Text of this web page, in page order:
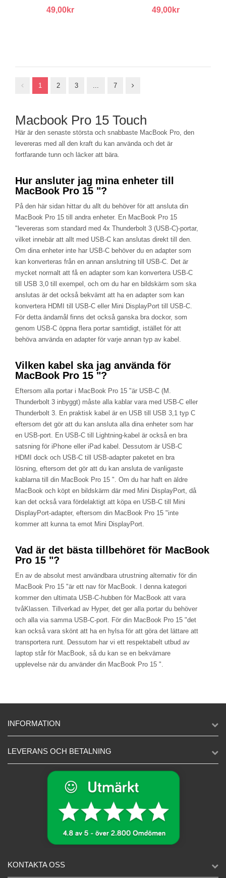
49,00kr
49,00kr
1 2 3 7
Macbook Pro 15 Touch
Här är den senaste största och snabbaste MacBook Pro, den
levereras med all den kraft du kan använda och det är
fortfarande tunn och läcker att bära.
Hur ansluter jag mina enheter till
MacBook Pro 15 "?
På den här sidan hittar du allt du behöver för att ansluta din
MacBook Pro 15 till andra enheter. En MacBook Pro 15
"levereras som standard med 4x Thunderbolt 3 (USB-C)-portar,
vilket innebär att allt med USB-C kan anslutas direkt till den.
Om dina enheter inte har USB-C behöver du en adapter som
kan konverteras från en annan anslutning till USB-C. Det är
mycket normalt att få en adapter som kan konvertera USB-C
till USB 3,0 till exempel, och om du har en bildskärm som ska
anslutas är det också bekvämt att ha en adapter som kan
konvertera HDMI till USB-C eller Mini DisplayPort till USB-C.
För detta ändamål finns det också ganska bra dockor, som
genom USB-C öppna flera portar samtidigt, istället för att
behöva använda en adapter för varje annan typ av kabel.
Vilken kabel ska jag använda för
MacBook Pro 15 "?
Eftersom alla portar i MacBook Pro 15 "är USB-C (M.
Thunderbolt 3 inbyggt) måste alla kablar vara med USB-C eller
Thunderbolt 3. En praktisk kabel är en USB till USB 3,1 typ C
eftersom det gör att du kan ansluta alla dina enheter som har
en USB-port. En USB-C till Lightning-kabel är också en bra
satsning för iPhone eller iPad kabel. Dessutom är USB-C
HDMI dock och USB-C till USB-adapter paketet en bra
lösning, eftersom det gör att du kan ansluta de vanligaste
kablarna till din MacBook Pro 15 ". Om du har haft en äldre
MacBook och köpt en bildskärm där med Mini DisplayPort, då
kan det också vara fördelaktigt att köpa en USB-C till Mini
DisplayPort-adapter, eftersom din MacBook Pro 15 "inte
kommer att kunna ta emot Mini DisplayPort.
Vad är det bästa tillbehöret för MacBook
Pro 15 "?
En av de absolut mest användbara utrustning alternativ för din
MacBook Pro 15 "är ett nav för MacBook. I denna kategori
kommer den ultimata USB-C-hubben för MacBook att vara
tvåKlassen. Tillverkad av Hyper, det ger alla portar du behöver
och alla via samma USB-C-port. För din MacBook Pro 15 "det
kan också vara skönt att ha en hylsa för att göra det lättare att
transportera runt. Dessutom har vi ett respektabelt utbud av
laptop står för MacBook, så du kan se en bekvämare
upplevelse när du använder din MacBook Pro 15 ".
INFORMATION
LEVERANS OCH BETALNING
KONTAKTA OSS